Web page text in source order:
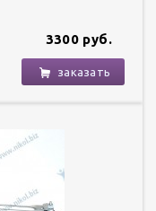
3300 руб.
заказать